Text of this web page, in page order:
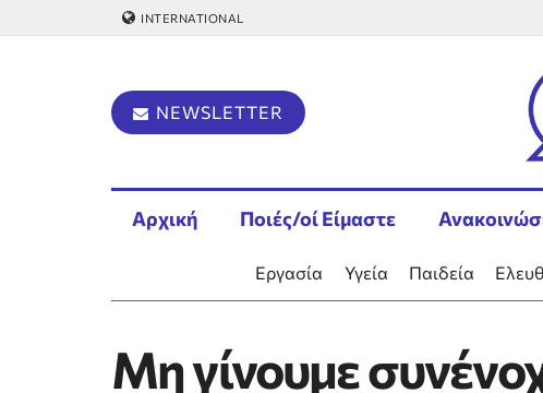
INTERNATIONAL
NEWSLETTER
Αρχική Ποιές/οί Είμαστε
Εργασία Υγεία Παιδεία
Μη γίνουμε